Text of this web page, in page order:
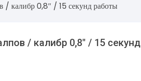
калибр 0,8″ / 15 секунд работы
/ калибр 0,8″ / 15 секунд